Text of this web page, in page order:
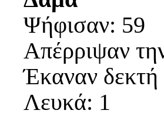
Ψήφισαν: 59
Απέρριψαν
Έκαναν
Λευκά: 1